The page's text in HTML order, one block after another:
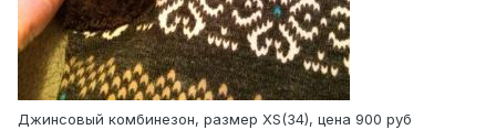
Джинсовый комбинезон, размер XS(34), цена 900 руб